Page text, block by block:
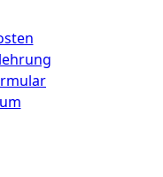
GmbH